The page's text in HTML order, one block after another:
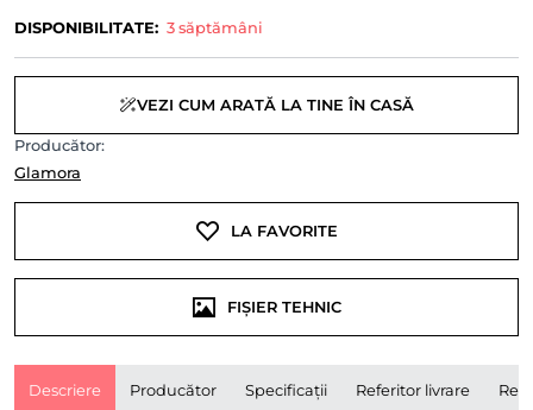
DISPONIBILITATE: 3 săptămâni
VEZI CUM ARATĂ LA TINE ÎN CASĂ
Producător:
Glamora
LA FAVORITE
FIȘIER TEHNIC
Descriere Producător Specificații Referitor livrare